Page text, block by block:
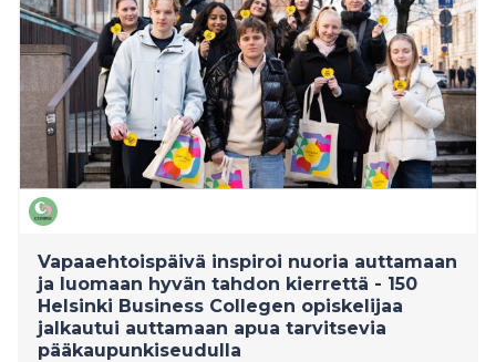
Vapaaehtoispäivä inspiroi nuoria auttamaan
ja luomaan hyvän tahdon kierrettä - 150
Helsinki Business Collegen opiskelijaa
jalkautui auttamaan apua tarvitsevia
pääkaupunkiseudulla